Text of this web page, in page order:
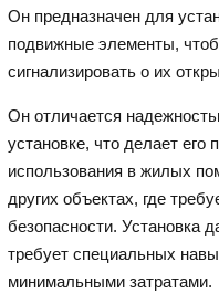
Он предназначен для
подвижные элементы,
сигнализировать о их
Он отличается
установке, что делает
использования в жилых
других объектах, где
безопасности. Установка
требует специальных
минимальными затратами.